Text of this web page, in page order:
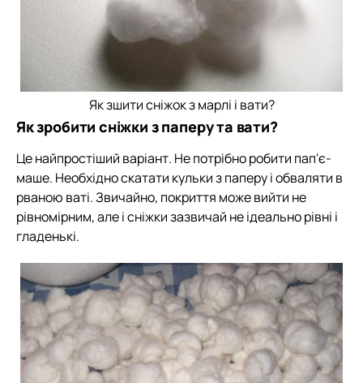
Як зшити сніжок з марлі і вати?
Як зробити сніжки з паперу та вати?
Це найпростіший варіант. Не потрібно робити пап'є-
маше. Необхідно скатати кульки з паперу і обваляти в
рваною ваті. Звичайно, покриття може вийти не
рівномірним, але і сніжки зазвичай не ідеально рівні і
гладенькі.